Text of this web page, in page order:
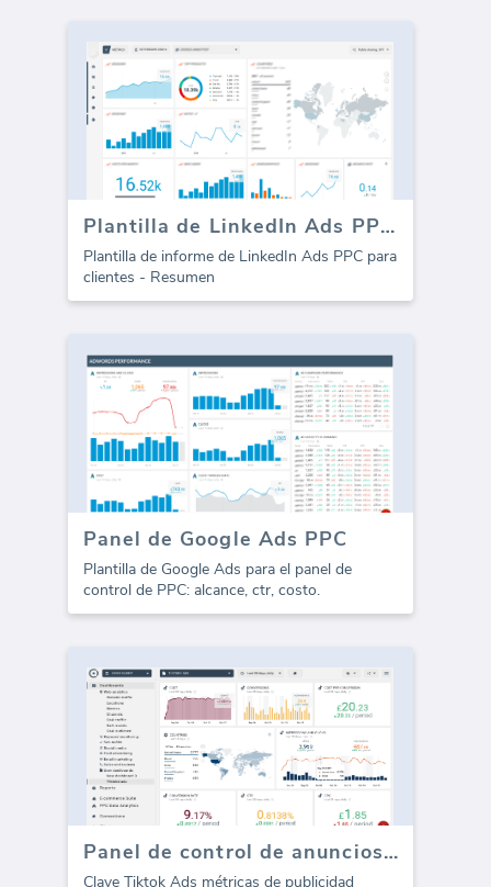
Plantilla de LinkedIn Ads PPC (Informe)
Plantilla de informe de LinkedIn Ads PPC para
clientes - Resumen
Panel de Google Ads PPC
Plantilla de Google Ads para el panel de
control de PPC: alcance, ctr, costo.
Panel de control de anuncios de Tiktok - visión general
Clave Tiktok Ads métricas de publicidad